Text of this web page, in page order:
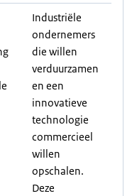
Industriële
ondernemers
die willen
verduurzamen
en een
innovatieve
technologie
commercieel
willen
opschalen.
Deze